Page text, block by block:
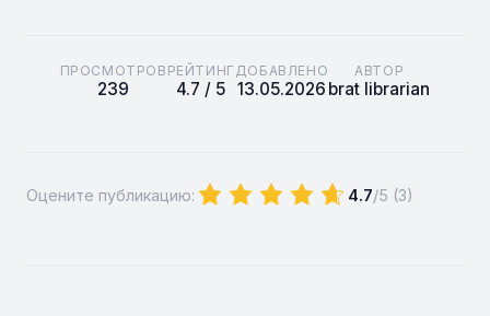
ПРОСМОТРОВ
239
РЕЙТИНГ
4.7 / 5
ДОБАВЛЕНО
13.05.2026
АВТОР
brat librarian
Оцените публикацию: 4.7/5 (3)